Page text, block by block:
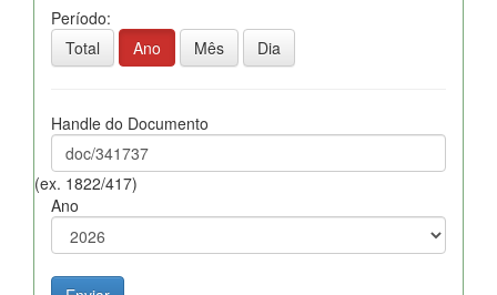
Período:
Total
Ano Mês Dia
Handle do Documento
(ex. 1822/417)
Ano